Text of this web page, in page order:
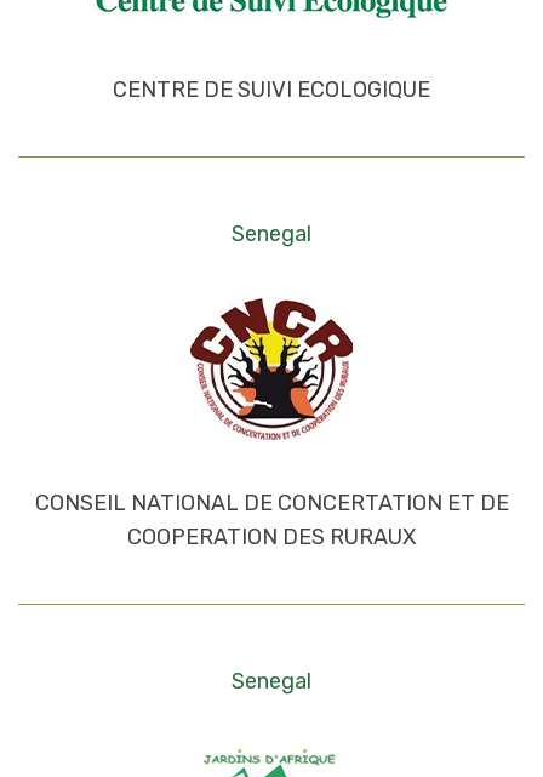
CENTRE DE SUIVI ECOLOGIQUE
Senegal
CONSEIL NATIONAL DE CONCERTATION ET DE
COOPERATION DES RURAUX
Senegal